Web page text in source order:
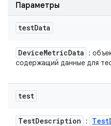
Параметры
testData
DeviceMetricData :
содержащий данные для
test
TestDescription : Test